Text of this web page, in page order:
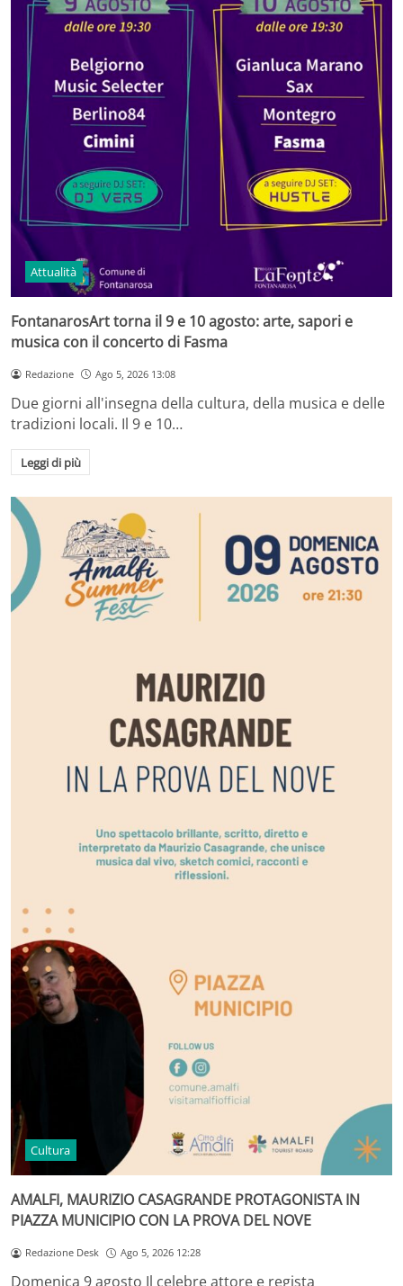
Attualità
FontanarosArt torna il 9 e 10 agosto: arte, sapori e
musica con il concerto di Fasma
Redazione Ago 5, 2026 13:08
Due giorni all'insegna della cultura, della musica e delle
tradizioni locali. Il 9 e 10…
Leggi di più
Cultura
AMALFI, MAURIZIO CASAGRANDE PROTAGONISTA IN
PIAZZA MUNICIPIO CON LA PROVA DEL NOVE
Redazione Desk Ago 5, 2026 12:28
Domenica 9 agosto Il celebre attore e regista